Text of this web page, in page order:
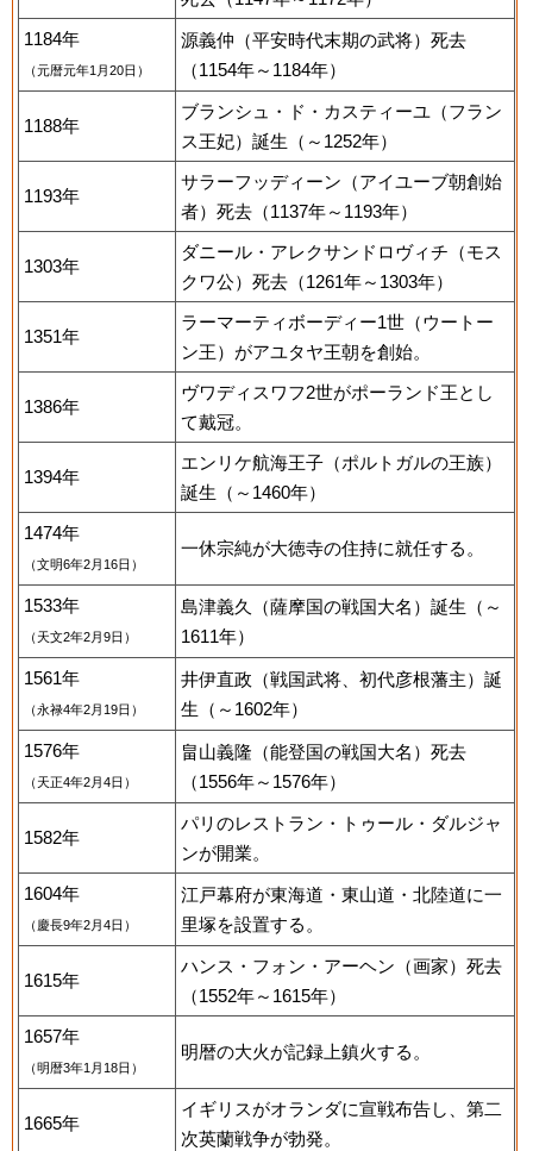
1184年
（元暦元年1月20日）
源義仲（平安時代末期の武将）死去
（1154年～1184年）
1188年
ブランシュ・ド・カスティーユ（フラン
ス王妃）誕生（～1252年）
1193年
サラーフッディーン（アイユーブ朝創始
者）死去（1137年～1193年）
1303年
ダニール・アレクサンドロヴィチ（モス
クワ公）死去（1261年～1303年）
1351年
ラーマーティボーディー1世（ウートー
ン王）がアユタヤ王朝を創始。
1386年
ヴワディスワフ2世がポーランド王とし
て戴冠。
1394年
エンリケ航海王子（ポルトガルの王族）
誕生（～1460年）
1474年
（文明6年2月16日）
一休宗純が大徳寺の住持に就任する。
1533年
（天文2年2月9日）
島津義久（薩摩国の戦国大名）誕生（～
1611年）
1561年
（永禄4年2月19日）
井伊直政（戦国武将、初代彦根藩主）誕
生（～1602年）
1576年
（天正4年2月4日）
畠山義隆（能登国の戦国大名）死去
（1556年～1576年）
1582年
パリのレストラン・トゥール・ダルジャ
ンが開業。
1604年
（慶長9年2月4日）
江戸幕府が東海道・東山道・北陸道に一
里塚を設置する。
1615年
ハンス・フォン・アーヘン（画家）死去
（1552年～1615年）
1657年
（明暦3年1月18日）
明暦の大火が記録上鎮火する。
1665年
イギリスがオランダに宣戦布告し、第二
次英蘭戦争が勃発。